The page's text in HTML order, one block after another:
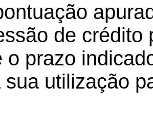
de crédito
o prazo
sua utilização